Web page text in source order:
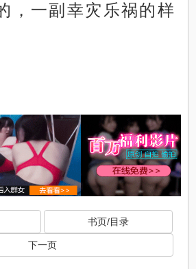
，一副幸灾乐祸的样
书页/目录
下一页